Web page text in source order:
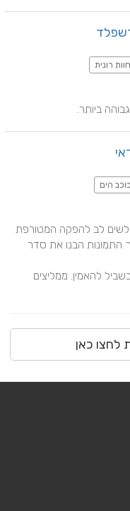
חוות רונית
ביותר.
כוכב הים
לחצו כאן